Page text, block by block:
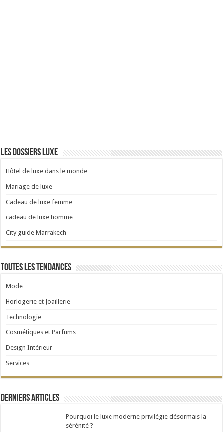
Les dossiers luxe
Hôtel de luxe dans le monde
Mariage de luxe
Cadeau de luxe femme
cadeau de luxe homme
City guide Marrakech
Toutes les tendances
Mode
Horlogerie et Joaillerie
Technologie
Cosmétiques et Parfums
Design Intérieur
Services
Derniers articles
Pourquoi le luxe moderne privilégie désormais la
sérénité ?